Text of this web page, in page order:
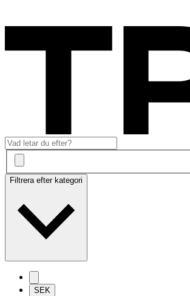
Filtrera efter kategori
SEK